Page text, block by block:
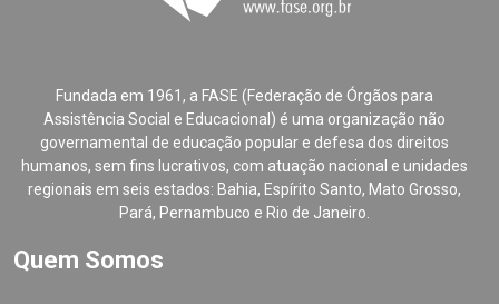
Fundada em 1961, a FASE (Federação de Órgãos para
Assistência Social e Educacional) é uma organização não
governamental de educação popular e defesa dos direitos
humanos, sem fins lucrativos, com atuação nacional e unidades
regionais em seis estados: Bahia, Espírito Santo, Mato Grosso,
Pará, Pernambuco e Rio de Janeiro.
Quem Somos